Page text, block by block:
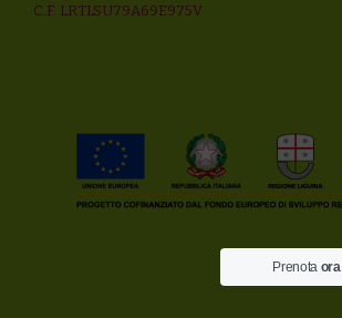
C.F. LRTLSU79A69E975V
Prenota ora